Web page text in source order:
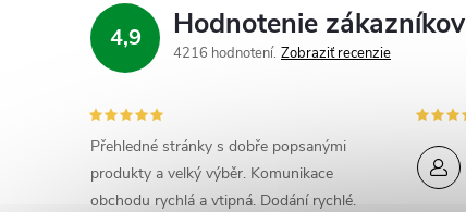
4,9 Hodnotenie zákazníkov
4216 hodnotení Zobraziť recenzie
Přehledné stránky s dobře popsanými
produkty a velký výběr. Komunikace
obchodu rychlá a vtipná. Dodání rychlé.